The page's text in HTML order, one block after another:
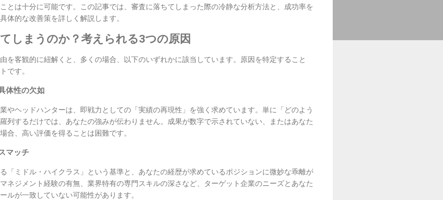
とは十分に可能です。この記事では、審査に落ちてしまった際の冷静な分析方法と、成功率を
体的な改善策を詳しく解説します。
しまうのか？考えられる3つの原因
を客観的に紐解くと、多くの場合、以下のいずれかに該当しています。原因を特定すること
です。
体性の欠如
やヘッドハンターは、即戦力としての「実績の再現性」を強く求めています。単に「どのよう
列するだけでは、あなたの強みが伝わりません。成果が数字で示されていない、またはあなた
合、高い評価を得ることは困難です。
マッチ
「ミドル・ハイクラス」という基準と、あなたの経歴が求めているポジションに微妙な乖離が
ネジメント経験の有無、業界特有の専門スキルの深さなど、ターゲット企業のニーズとあなた
ルが一致していない可能性があります。